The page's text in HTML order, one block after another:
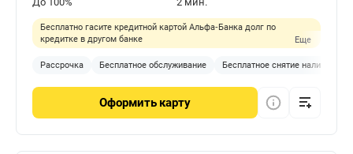
Бесплатно гасите кредитной картой Альфа‑Банка долг по
кредитке в другом банке
Еще
Рассрочка Бесплатное обслуживание Бесплатное снятие наличных
Оформить карту